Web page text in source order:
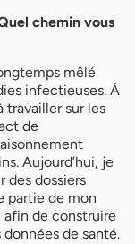
chemin vous
mêlé
infectieuses. À
travailler sur les
de
Aujourd’hui, je
des dossiers
partie de mon
afin de construire
de santé.